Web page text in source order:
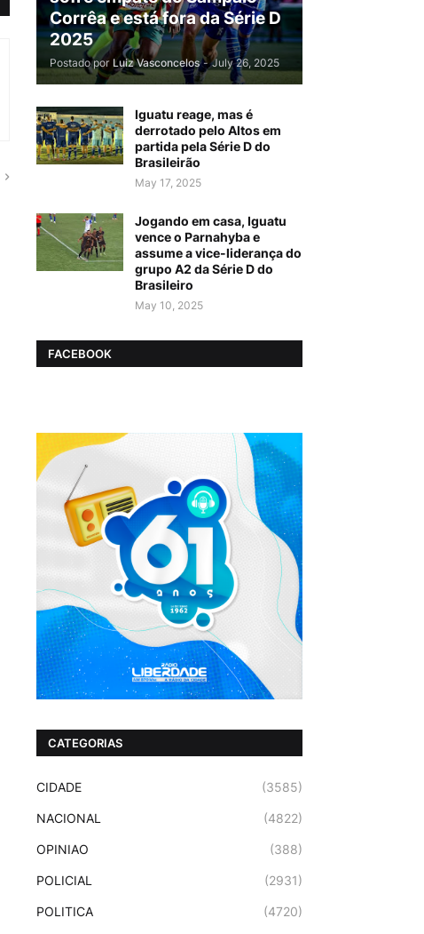
Corrêa e está fora da Série D
2025
Postado por Luiz Vasconcelos - July 26, 2025
Iguatu reage, mas é
derrotado pelo Altos em
partida pela Série D do
Brasileirão
May 17, 2025
Jogando em casa, Iguatu
vence o Parnahyba e
assume a vice-liderança do
grupo A2 da Série D do
Brasileiro
May 10, 2025
FACEBOOK
CATEGORIAS
CIDADE (3585)
NACIONAL (4822)
OPINIAO (388)
POLICIAL (2931)
POLITICA (4720)